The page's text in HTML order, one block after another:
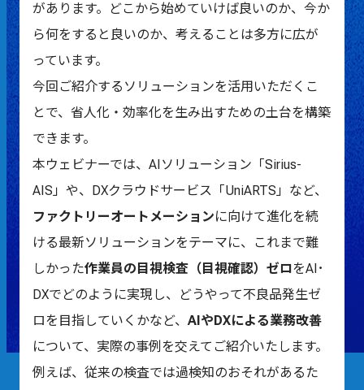
があります。どこから始めていけば良いのか、今か
ら何をすると良いのか、考えることは多方に広が
っています。
今回ご紹介するソリューションを活用いただくこ
とで、省人化・効率化を生み出すための土台を構築
できます。
本ウェビナーでは、AIソリューション「Sirius-
AIS」や、DXクラウドサービス「 UniARTS」など、
ファクトリーオートメーションに向けて進化を続
ける最新ソリューションをテーマに、これまで難
しかった作業員の目視検査（目視確認）ゼロをAI･
DXでどのように実現し、どうやって不良品発生ゼ
ロを目指していくかなど、AIやDXによる業務改善
について、実際の事例を交えてご紹介いたします。
例えば、従来の検査では過検知のおそれがあるた